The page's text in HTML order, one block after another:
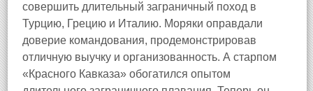
совершить длительный заграничный поход в
Турцию, Грецию и Италию. Моряки оправдали
доверие командования, продемонстрировав
отличную выучку и организованность. А старпом
«Красного Кавказа» обогатился опытом